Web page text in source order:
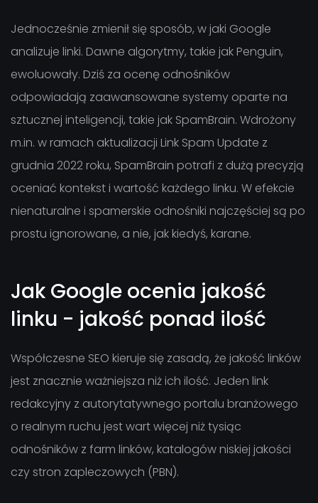
Jednocześnie zmienił się sposób, w jaki Google
analizuje linki. Dawne algorytmy, takie jak Penguin,
ewoluowały. Dziś za ocenę odnośników
odpowiadają zaawansowane systemy oparte na
sztucznej inteligencji, takie jak SpamBrain. Wdrożony
m.in. w ramach aktualizacji Link Spam Update z
grudnia 2022 roku, SpamBrain potrafi z dużą precyzją
oceniać kontekst i wartość każdego linku. W efekcie
nienaturalne i spamerskie odnośniki najczęściej są po
prostu ignorowane, a nie, jak kiedyś, karane.
Jak Google ocenia jakość
linku - jakość ponad ilość
Współczesne SEO kieruje się zasadą, że jakość linków
jest znacznie ważniejsza niż ich ilość. Jeden link
redakcyjny z autorytatywnego portalu branżowego
o realnym ruchu jest wart więcej niż tysiąc
odnośników z farm linków, katalogów niskiej jakości
czy stron zapleczowych (PBN).